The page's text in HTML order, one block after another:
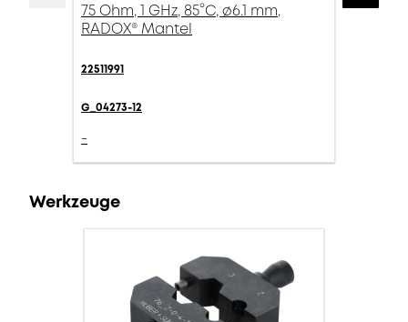
75 Ohm, 1 GHz, 85°C, ø6.1 mm,
RADOX® Mantel
22511991
G_04273-12
-
Werkzeuge